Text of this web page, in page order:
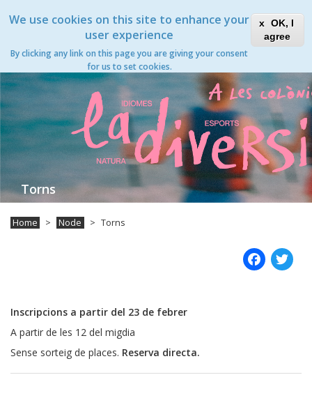
We use cookies on this site to enhance your
user experience
By clicking any link on this page you are giving your consent
for us to set cookies.
OK, I
agree
to
content
Toggle
Xanascat
Toggle
navigation
Torns
Torns
Home Node Torns
Inscripcions a partir del 23 de febrer
A partir de les 12 del migdia
Sense sorteig de places. Reserva directa.